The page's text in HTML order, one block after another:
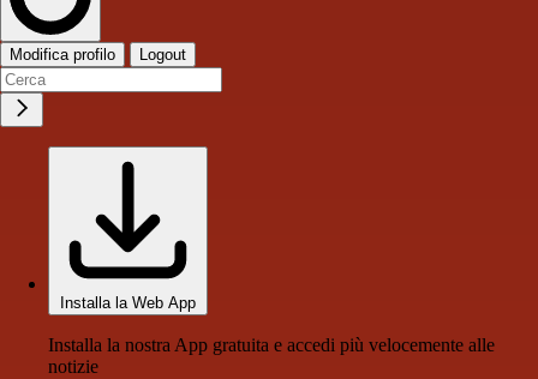
Modifica profilo Logout
Installa la Web App
Installa la nostra App gratuita e accedi più velocemente alle
notizie